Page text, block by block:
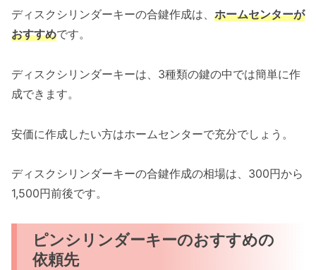
ディスクシリンダーキーの合鍵作成は、 ホームセンターが
おすすめです。
ディスクシリンダーキーは、3種類の鍵の中では簡単に作
成できます。
安価に作成したい方はホームセンターで充分でしょう。
ディスクシリンダーキーの合鍵作成の相場は、300円から
1,500円前後です。
ピンシリンダーキーのおすすめの
依頼先